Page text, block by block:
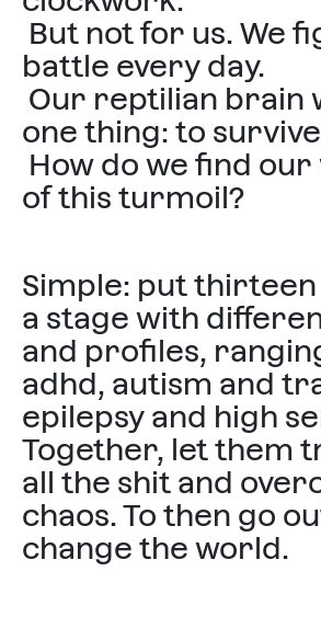
But not for us. We
battle every day.
Our reptilian brain
one thing: to
How do we find our
of this turmoil?
Simple: put
a stage with
and profiles,
adhd, autism and
epilepsy and high
Together, let them
all the shit and
chaos. To then go
change the world.